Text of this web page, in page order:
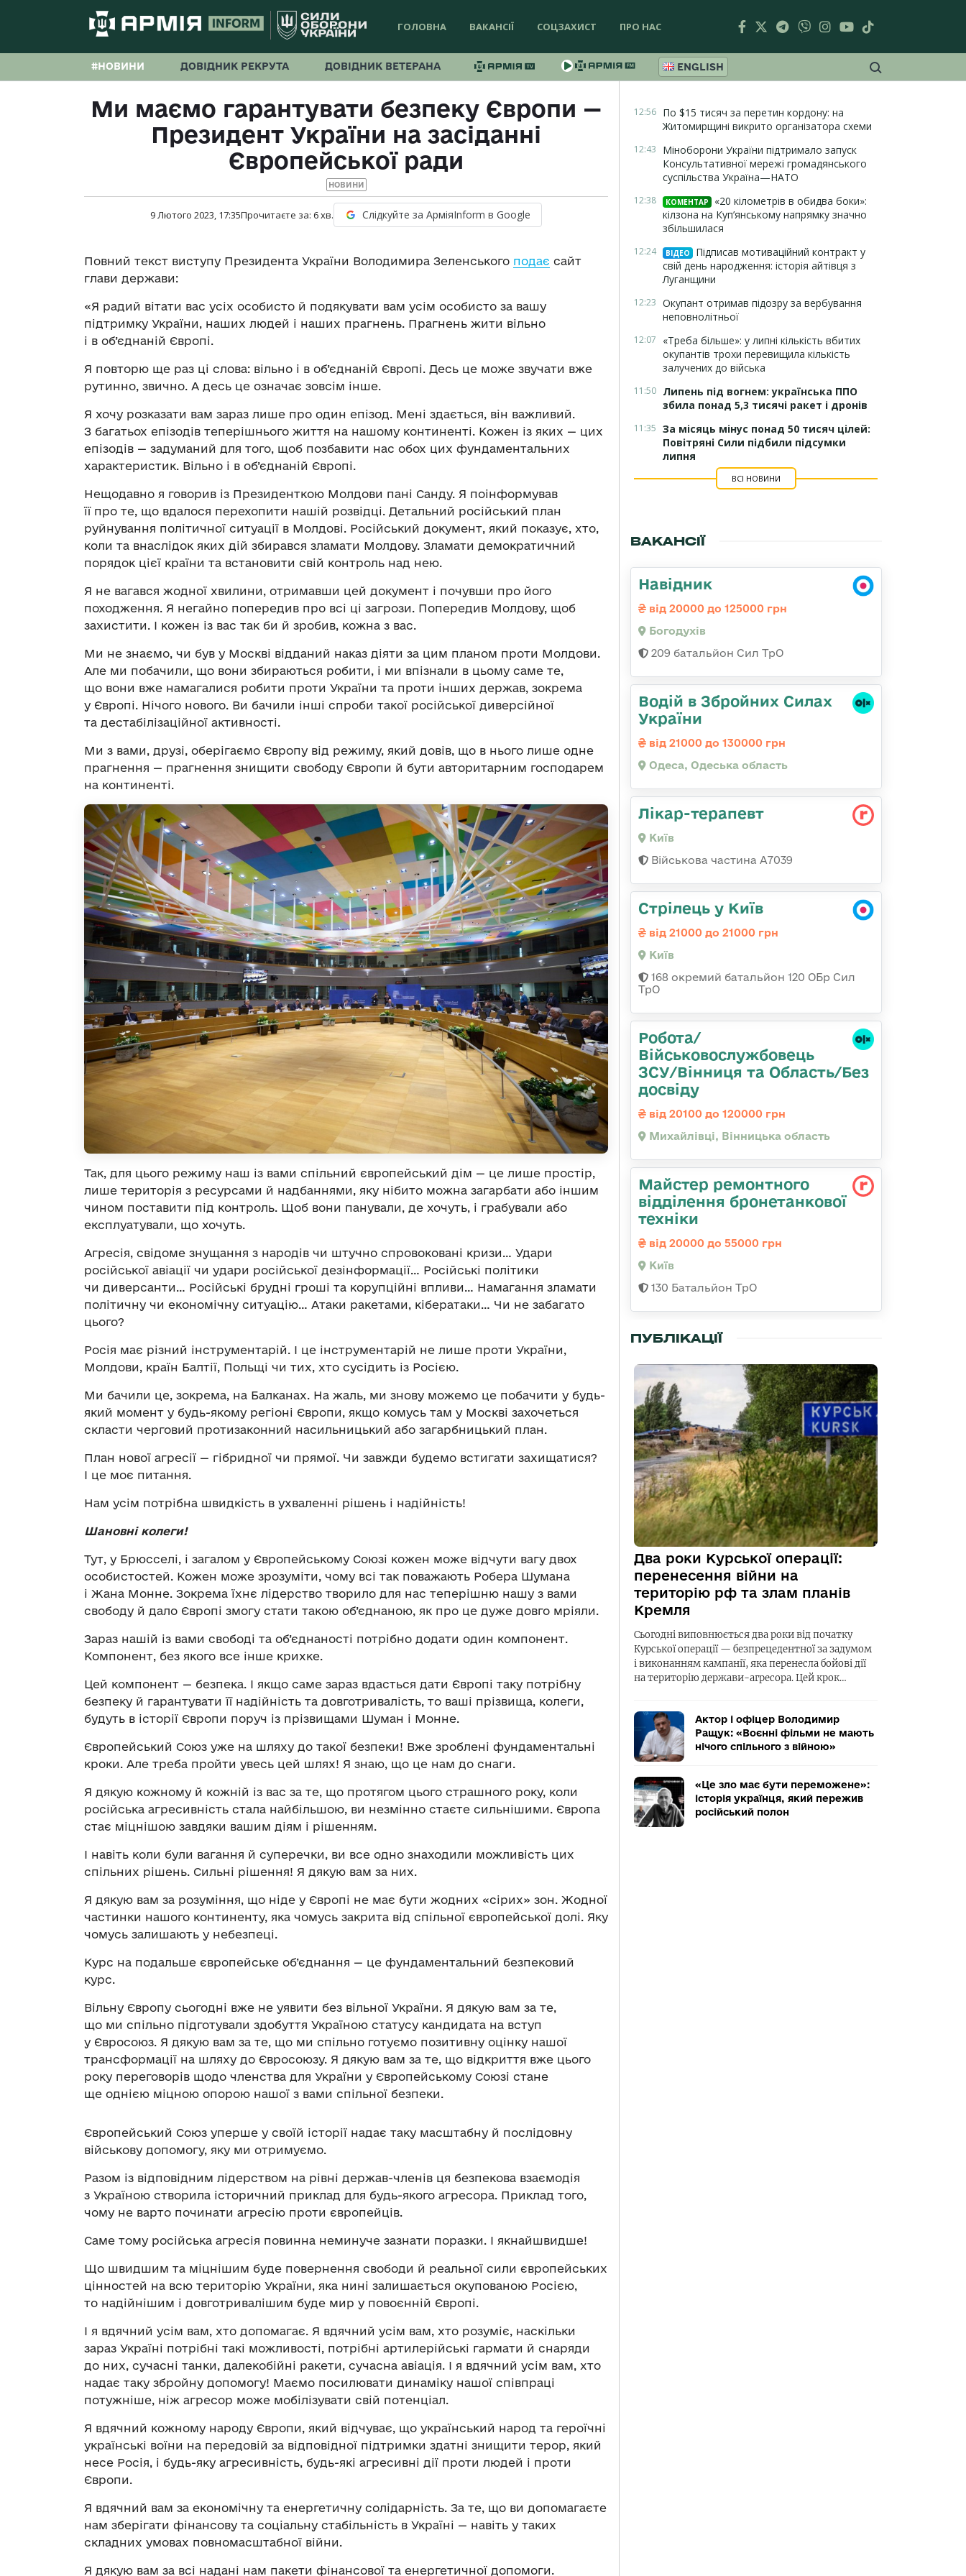
ГОЛОВНА ВАКАНСІЇ СОЦЗАХИСТ ПРО НАС
#НОВИНИ ДОВІДНИК РЕКРУТА ДОВІДНИК ВЕТЕРАНА ENGLISH
Ми маємо гарантувати безпеку Європи —
Президент України на засіданні
Європейської ради
НОВИНИ
9 Лютого 2023, 17:35Прочитаєте за: 6хв. Слідкуйте за АрміяInform в Google
Повний текст виступу Президента України Володимира Зеленського подає сайт
глави держави:
«Я радий вітати вас усіх особисто й подякувати вам усім особисто за вашу
підтримку України, наших людей і наших прагнень. Прагнень жити вільно
і в об’єднаній Європі.
Я повторю ще раз ці слова: вільно і в об’єднаній Європі. Десь це може звучати вже
рутинно, звично. А десь це означає зовсім інше.
Я хочу розказати вам зараз лише про один епізод. Мені здається, він важливий.
З багатьох епізодів теперішнього життя на нашому континенті. Кожен із яких — цих
епізодів — задуманий для того, щоб позбавити нас обох цих фундаментальних
характеристик. Вільно і в об’єднаній Європі.
Нещодавно я говорив із Президенткою Молдови пані Санду. Я поінформував
її про те, що вдалося перехопити нашій розвідці. Детальний російський план
руйнування політичної ситуації в Молдові. Російський документ, який показує, хто,
коли та внаслідок яких дій збирався зламати Молдову. Зламати демократичний
порядок цієї країни та встановити свій контроль над нею.
Я не вагався жодної хвилини, отримавши цей документ і почувши про його
походження. Я негайно попередив про всі ці загрози. Попередив Молдову, щоб
захистити. І кожен із вас так би й зробив, кожна з вас.
Ми не знаємо, чи був у Москві відданий наказ діяти за цим планом проти Молдови.
Але ми побачили, що вони збираються робити, і ми впізнали в цьому саме те,
що вони вже намагалися робити проти України та проти інших держав, зокрема
у Європі. Нічого нового. Ви бачили інші спроби такої російської диверсійної
та дестабілізаційної активності.
Ми з вами, друзі, оберігаємо Європу від режиму, який довів, що в нього лише одне
прагнення — прагнення знищити свободу Європи й бути авторитарним господарем
на континенті.
Так, для цього режиму наш із вами спільний європейський дім — це лише простір,
лише територія з ресурсами й надбаннями, яку нібито можна загарбати або іншим
чином поставити під контроль. Щоб вони панували, де хочуть, і грабували або
експлуатували, що хочуть.
Агресія, свідоме знущання з народів чи штучно спровоковані кризи… Удари
російської авіації чи удари російської дезінформації… Російські політики
чи диверсанти… Російські брудні гроші та корупційні впливи… Намагання зламати
політичну чи економічну ситуацію… Атаки ракетами, кібератаки… Чи не забагато
цього?
Росія має різний інструментарій. І це інструментарій не лише проти України,
Молдови, країн Балтії, Польщі чи тих, хто сусідить із Росією.
Ми бачили це, зокрема, на Балканах. На жаль, ми знову можемо це побачити у будь-
який момент у будь-якому регіоні Європи, якщо комусь там у Москві захочеться
скласти черговий протизаконний насильницький або загарбницький план.
План нової агресії — гібридної чи прямої. Чи завжди будемо встигати захищатися?
І це моє питання.
Нам усім потрібна швидкість в ухваленні рішень і надійність!
Шановні колеги!
Тут, у Брюсселі, і загалом у Європейському Союзі кожен може відчути вагу двох
особистостей. Кожен може зрозуміти, чому всі так поважають Робера Шумана
і Жана Монне. Зокрема їхнє лідерство творило для нас теперішню нашу з вами
свободу й дало Європі змогу стати такою об’єднаною, як про це дуже довго мріяли.
Зараз нашій із вами свободі та об’єднаності потрібно додати один компонент.
Компонент, без якого все інше крихке.
Цей компонент — безпека. І якщо саме зараз вдасться дати Європі таку потрібну
безпеку й гарантувати її надійність та довготривалість, то ваші прізвища, колеги,
будуть в історії Європи поруч із прізвищами Шуман і Монне.
Європейський Союз уже на шляху до такої безпеки! Вже зроблені фундаментальні
кроки. Але треба пройти увесь цей шлях! Я знаю, що це нам до снаги.
Я дякую кожному й кожній із вас за те, що протягом цього страшного року, коли
російська агресивність стала найбільшою, ви незмінно стаєте сильнішими. Європа
стає міцнішою завдяки вашим діям і рішенням.
І навіть коли були вагання й суперечки, ви все одно знаходили можливість цих
спільних рішень. Сильні рішення! Я дякую вам за них.
Я дякую вам за розуміння, що ніде у Європі не має бути жодних «сірих» зон. Жодної
частинки нашого континенту, яка чомусь закрита від спільної європейської долі. Яку
чомусь залишають у небезпеці.
Курс на подальше європейське об’єднання — це фундаментальний безпековий
курс.
Вільну Європу сьогодні вже не уявити без вільної України. Я дякую вам за те,
що ми спільно підготували здобуття Україною статусу кандидата на вступ
у Євросоюз. Я дякую вам за те, що ми спільно готуємо позитивну оцінку нашої
трансформації на шляху до Євросоюзу. Я дякую вам за те, що відкриття вже цього
року переговорів щодо членства для України у Європейському Союзі стане
ще однією міцною опорою нашої з вами спільної безпеки.
Європейський Союз уперше у своїй історії надає таку масштабну й послідовну
військову допомогу, яку ми отримуємо.
Разом із відповідним лідерством на рівні держав-членів ця безпекова взаємодія
з Україною створила історичний приклад для будь-якого агресора. Приклад того,
чому не варто починати агресію проти європейців.
Саме тому російська агресія повинна неминуче зазнати поразки. І якнайшвидше!
Що швидшим та міцнішим буде повернення свободи й реальної сили європейських
цінностей на всю територію України, яка нині залишається окупованою Росією,
то надійнішим і довготривалішим буде мир у повоєнній Європі.
І я вдячний усім вам, хто допомагає. Я вдячний усім вам, хто розуміє, наскільки
зараз Україні потрібні такі можливості, потрібні артилерійські гармати й снаряди
до них, сучасні танки, далекобійні ракети, сучасна авіація. І я вдячний усім вам, хто
надає таку збройну допомогу! Маємо посилювати динаміку нашої співпраці
потужніше, ніж агресор може мобілізувати свій потенціал.
Я вдячний кожному народу Європи, який відчуває, що український народ та героїчні
українські воїни на передовій за відповідної підтримки здатні знищити терор, який
несе Росія, і будь-яку агресивність, будь-які агресивні дії проти людей і проти
Європи.
Я вдячний вам за економічну та енергетичну солідарність. За те, що ви допомагаєте
нам зберігати фінансову та соціальну стабільність в Україні — навіть у таких
складних умовах повномасштабної війни.
Я дякую вам за всі надані нам пакети фінансової та енергетичної допомоги.
12:56 По $15 тисяч за перетин кордону: на
Житомирщині викрито організатора схеми
12:43
Міноборони України підтримало запуск
Консультативної мережі громадянського
суспільства Україна—НАТО
12:38 КОМЕНТАР
«20 кілометрів в обидва боки»:
кілзона на Куп’янському напрямку значно
збільшилася
12:24 ВІДЕО
Підписав мотиваційний контракт у
свій день народження: історія айтівця з
Луганщини
12:23 Окупант отримав підозру за вербування
неповнолітньої
12:07
«Треба більше»: у липні кількість вбитих
окупантів трохи перевищила кількість
залучених до війська
11:50 Липень під вогнем: українська ППО
збила понад 5,3 тисячі ракет і дронів
11:35 За місяць мінус понад 50 тисяч цілей:
Повітряні Сили підбили підсумки
липня
ВСІ НОВИНИ
ВАКАНСІЇ
Навідник
від 20000 до 125000 грн
Богодухів
209 батальйон Сил ТрО
Водій в Збройних Силах
України
від 21000 до 130000 грн
Одеса, Одеська область
Лікар-терапевт
Київ
Військова частина А7039
Стрілець у Київ
від 21000 до 21000 грн
Київ
168 окремий батальйон 120 ОБр Cил
ТрО
Робота/
Військовослужбовець
ЗСУ/Вінниця та Область/Без
досвіду
від 20100 до 120000 грн
Михайлівці, Вінницька область
Майстер ремонтного
відділення бронетанкової
техніки
від 20000 до 55000 грн
Київ
130 Батальйон ТрО
ПУБЛІКАЦІЇ
Два роки Курської операції:
перенесення війни на
територію рф та злам планів
Кремля
Сьогодні виповнюється два роки від початку
Курської операції — безпрецедентної за задумом
і виконанням кампанії, яка перенесла бойові дії
на територію держави-агресора. Цей крок…
Актор і офіцер Володимир
Ращук: «Воєнні фільми не мають
нічого спільного з війною»
«Це зло має бути переможене»:
історія українця, який пережив
російський полон